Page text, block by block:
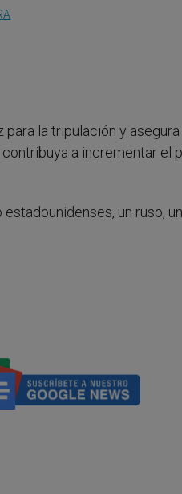
la tripulación y
a incrementar el
un ruso,